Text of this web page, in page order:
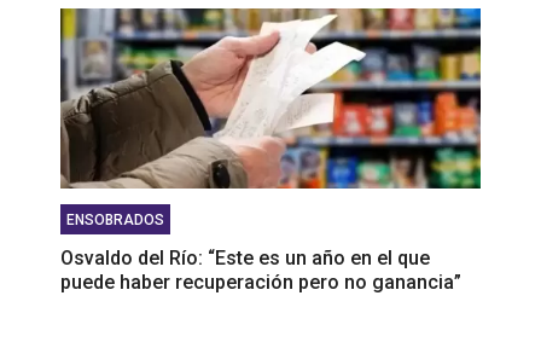
ENSOBRADOS
Osvaldo del Río: “Este es un año en el que
puede haber recuperación pero no ganancia”